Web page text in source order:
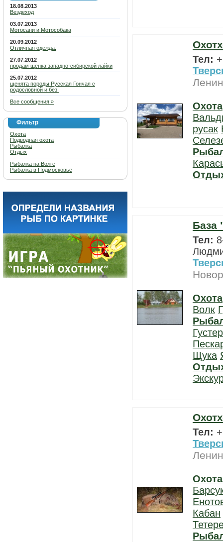
18.08.2013
Вездеход
03.07.2013
Мотосани и Мотособака
20.09.2012
Отличная одежда.
27.07.2012
продам щенка западно-сибирской лайки
25.07.2012
щенята породы Русская Гончая с
родословной и без.
Все сообщения »
Фильтр
Охота
Подводная охота
Рыбалка
Отдых
Рыбалка на Волге
Рыбалка в Подмосковье
Тел:
Охота
русак
База
Тел:
Охота
Волк
Щука
Тел:
Охота
Кабан